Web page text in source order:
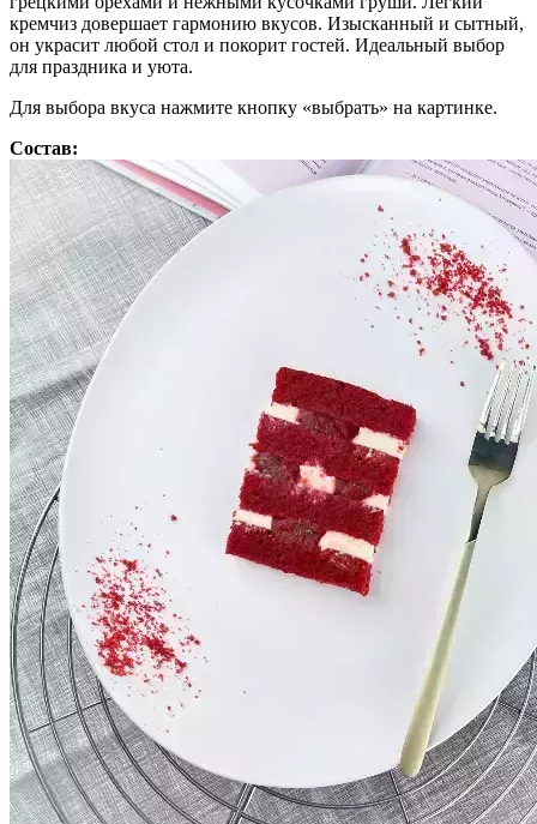
кремчиз довершает гармонию вкусов. Изысканный и сытный,
он украсит любой стол и покорит гостей. Идеальный выбор
для праздника и уюта.
Для выбора вкуса нажмите кнопку «выбрать» на картинке.
Состав: